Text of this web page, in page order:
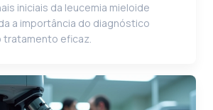
iniciais da leucemia mieloide
a importância do diagnóstico
tratamento eficaz.